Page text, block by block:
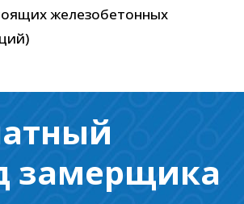
железобетонных
замерщика